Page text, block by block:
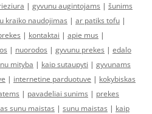
| gyvunu augintojams | šunims
kraiko naudojimas | ar patiks tofu |
| kontaktai | apie mus |
| nuorodos | gyvunu prekes | edalo
mityba | kaip sutaupyti | gyvunams
| internetine parduotuve | kokybiskas
| pavadeliai sunims | prekes
sunu maistas | sunu maistas | kaip